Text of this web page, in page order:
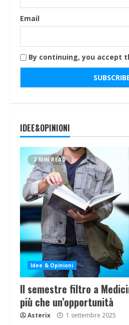
Email
By continuing, you accept
IDEE&OPINIONI
2 MIN READ
Idee & Opinioni
Il semestre filtro a
più che un’opportunità
Asterix 1 settembre 2025